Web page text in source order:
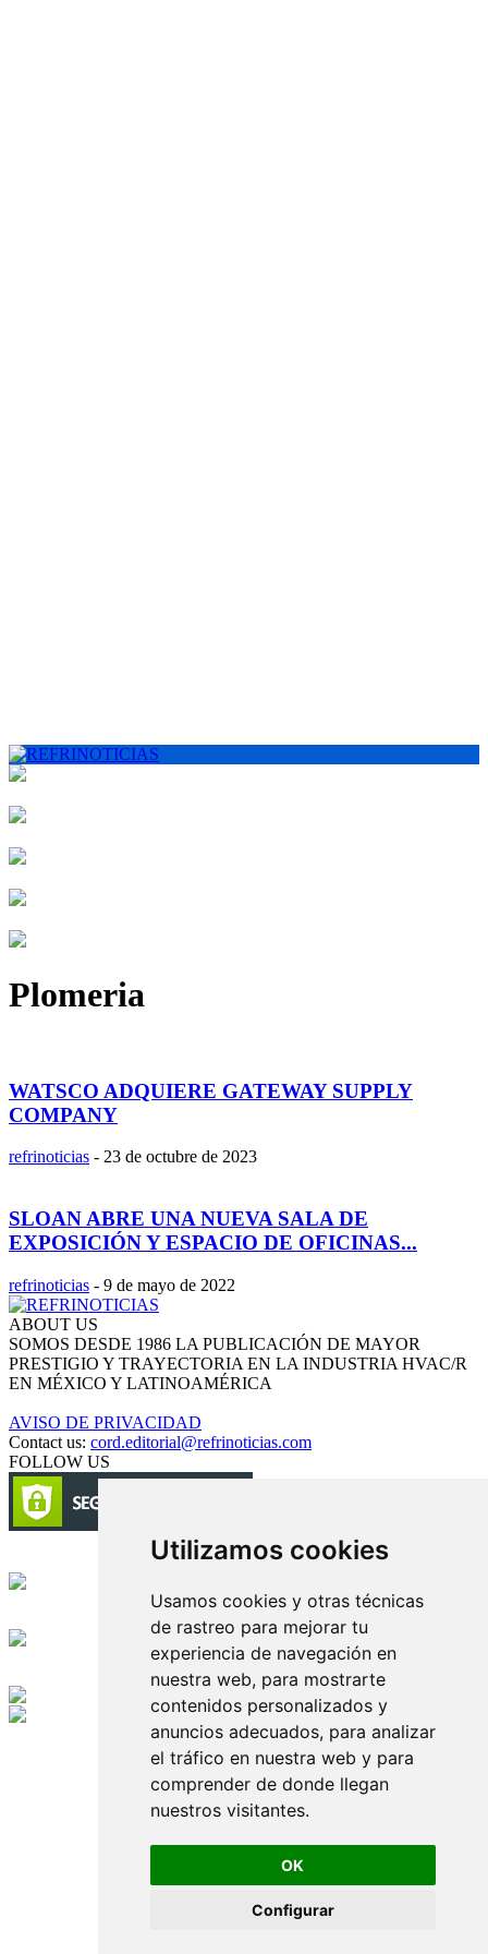
Utilizamos cookies
Usamos cookies y otras técnicas
de rastreo para mejorar tu
experiencia de navegación en
nuestra web, para mostrarte
contenidos personalizados y
anuncios adecuados, para analizar
el tráfico en nuestra web y para
comprender de donde llegan
nuestros visitantes.
OK
Configurar
Plomeria
WATSCO ADQUIERE GATEWAY SUPPLY
COMPANY
refrinoticias - 23 de octubre de 2023
SLOAN ABRE UNA NUEVA SALA DE
EXPOSICIÓN Y ESPACIO DE OFICINAS...
refrinoticias - 9 de mayo de 2022
ABOUT US
SOMOS DESDE 1986 LA PUBLICACIÓN DE MAYOR
PRESTIGIO Y TRAYECTORIA EN LA INDUSTRIA HVAC/R
EN MÉXICO Y LATINOAMÉRICA
AVISO DE PRIVACIDAD
Contact us: cord.editorial@refrinoticias.com
FOLLOW US
Circulación certificada
Edición digital con tecnología
Playa Revolcadero 222 Col. Reforma Iztaccihuatl Norte C.P. 08810
CIUDAD DE MEXICO
Conmutador CIUDAD DE MEXICO (+52) 555 740 4476, 555 740
© 2000-2026 BURO DE MERCADOTECNIA DEL CENTRO,
Todos los nombres, marcas, logotipos, productos e imagenes
mencionados son propiedad de sus respectivos dueños
Prohibida la reproducción total o parcial de los contenidos aqui
publicados incluyendo cualquier medio electrónico o magnético